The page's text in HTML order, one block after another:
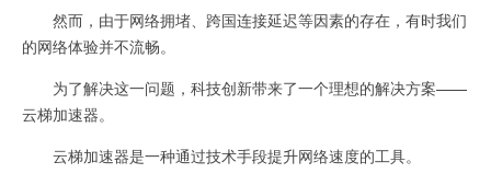
然而，由于网络拥堵、跨国连接延迟等因素的存在，有时我们
的网络体验并不流畅。
为了解决这一问题，科技创新带来了一个理想的解决方案——
云梯加速器。
云梯加速器是一种通过技术手段提升网络速度的工具。